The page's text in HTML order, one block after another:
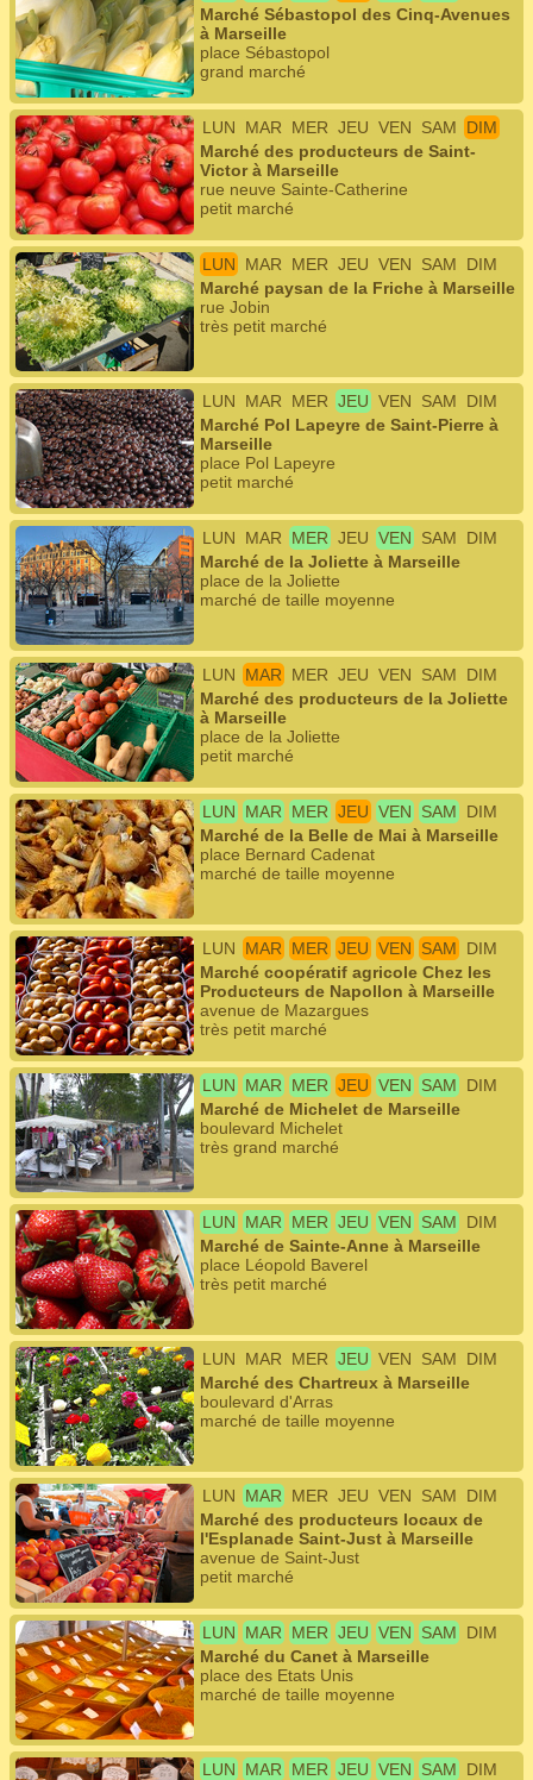
Marché Sébastopol des Cinq-Avenues
à Marseille
place Sébastopol
grand marché
LUN MAR MER JEU VEN SAM
DIM
Marché des producteurs de Saint-
Victor à Marseille
rue neuve Sainte-Catherine
petit marché
LUN MAR MER JEU VEN SAM
DIM
Marché paysan de la Friche à Marseille
rue Jobin
très petit marché
LUN MAR MER JEU VEN SAM
DIM
Marché Pol Lapeyre de Saint-Pierre à
Marseille
place Pol Lapeyre
petit marché
LUN MAR MER JEU VEN SAM
DIM
Marché de la Joliette à Marseille
place de la Joliette
marché de taille moyenne
LUN MAR MER JEU VEN SAM
DIM
Marché des producteurs de la Joliette
à Marseille
place de la Joliette
petit marché
LUN MAR MER JEU VEN SAM
DIM
Marché de la Belle de Mai à Marseille
place Bernard Cadenat
marché de taille moyenne
LUN MAR MER JEU VEN SAM
DIM
Marché coopératif agricole Chez les
Producteurs de Napollon à Marseille
avenue de Mazargues
très petit marché
LUN MAR MER JEU VEN SAM
DIM
Marché de Michelet de Marseille
boulevard Michelet
très grand marché
LUN MAR MER JEU VEN SAM
DIM
Marché de Sainte-Anne à Marseille
place Léopold Baverel
très petit marché
LUN MAR MER JEU VEN SAM
DIM
Marché des Chartreux à Marseille
boulevard d'Arras
marché de taille moyenne
LUN MAR MER JEU VEN SAM
DIM
Marché des producteurs locaux de
l'Esplanade Saint-Just à Marseille
avenue de Saint-Just
petit marché
LUN MAR MER JEU VEN SAM
DIM
Marché du Canet à Marseille
place des Etats Unis
marché de taille moyenne
LUN MAR MER JEU VEN SAM
DIM